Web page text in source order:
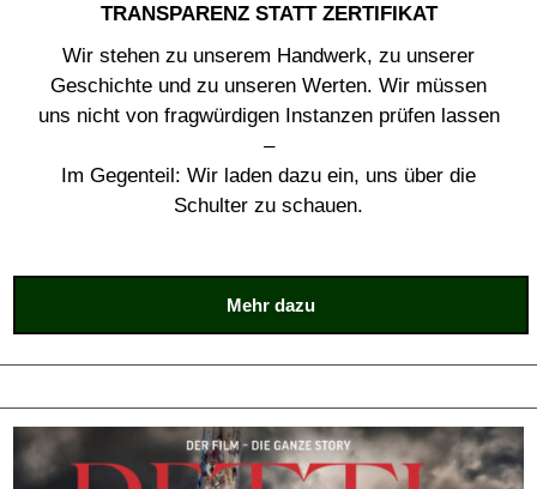
TRANSPARENZ STATT ZERTIFIKAT
Wir stehen zu unserem Handwerk, zu unserer
Geschichte und zu unseren Werten. Wir müssen
uns nicht von fragwürdigen Instanzen prüfen lassen
–
Im Gegenteil: Wir laden dazu ein, uns über die
Schulter zu schauen.
Mehr dazu